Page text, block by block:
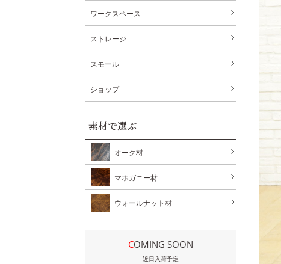
ワークスペース
ストレージ
スモール
ショップ
素材で選ぶ
オーク材
マホガニー材
ウォールナット材
COMING SOON
近日入荷予定